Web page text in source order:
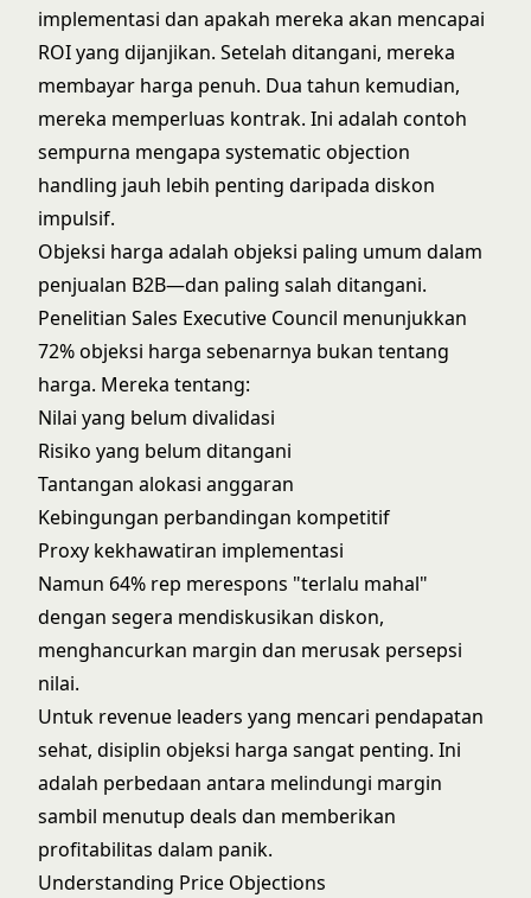
implementasi dan apakah mereka akan mencapai
ROI yang dijanjikan. Setelah ditangani, mereka
membayar harga penuh. Dua tahun kemudian,
mereka memperluas kontrak. Ini adalah contoh
sempurna mengapa systematic objection
handling jauh lebih penting daripada diskon
impulsif.
Objeksi harga adalah objeksi paling umum dalam
penjualan B2B—dan paling salah ditangani.
Penelitian Sales Executive Council menunjukkan
72% objeksi harga sebenarnya bukan tentang
harga. Mereka tentang:
Nilai yang belum divalidasi
Risiko yang belum ditangani
Tantangan alokasi anggaran
Kebingungan perbandingan kompetitif
Proxy kekhawatiran implementasi
Namun 64% rep merespons "terlalu mahal"
dengan segera mendiskusikan diskon,
menghancurkan margin dan merusak persepsi
nilai.
Untuk revenue leaders yang mencari pendapatan
sehat, disiplin objeksi harga sangat penting. Ini
adalah perbedaan antara melindungi margin
sambil menutup deals dan memberikan
profitabilitas dalam panik.
Understanding Price Objections